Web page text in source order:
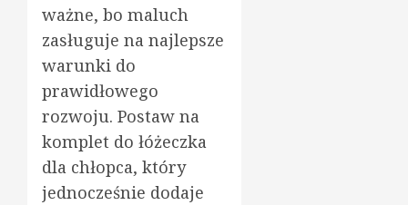
ważne, bo maluch
zasługuje na najlepsze
warunki do
prawidłowego
rozwoju. Postaw na
komplet do łóżeczka
dla chłopca, który
jednocześnie dodaje